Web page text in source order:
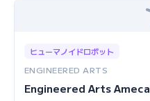
ヒューマノイドロボット
ENGINEERED ARTS
Engineered Arts Ameca